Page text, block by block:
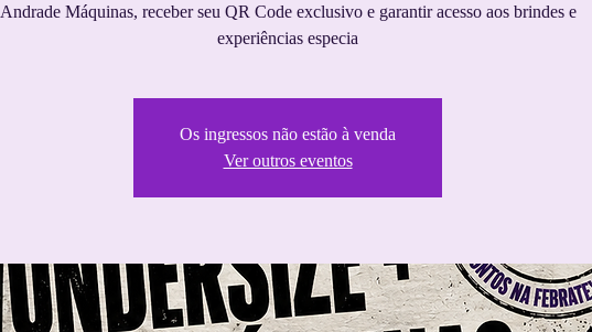
Andrade Máquinas, receber seu QR Code exclusivo e garantir acesso aos brindes e
experiências especia
Os ingressos não estão à venda
Ver outros eventos